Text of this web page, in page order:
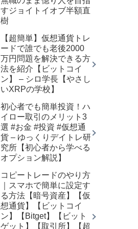
すジョイトイオブ半額直
樹
【超簡単】仮想通貨トレ
ードで誰でも老後2000
万円問題を解決できる方
法を紹介【ビットコイ
ン】 – シロ学長【やさし
いXRPの学校】
初心者でも簡単投資！ハ
イロー取引のメリット3
選 #お金 #投資 #仮想通
貨 – ゆっくりデイトレ研
究所【初心者から学べる
オプション解説】
コピートレードのやり方
｜スマホで簡単に設定す
る方法【暗号資産】【仮
想通貨】【ビットコイ
ン】【Bitget】【ビット
ゲット】【取引所】【超